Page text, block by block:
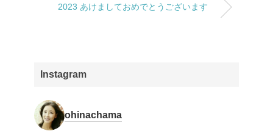
2023 あけましておめでとうございます
Instagram
ohinachama